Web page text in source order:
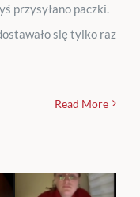
przysyłano paczki.
się tylko raz
Read More